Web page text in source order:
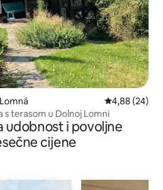
Prosječna
4,88 (24)
s terasom u Dolnoj Lomni
udobnost i povoljne
cijene